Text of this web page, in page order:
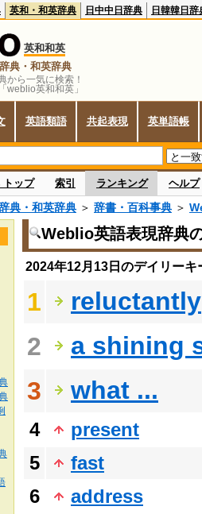
から一気に検索！
weblio英和和英」
英和・和英辞典 日中中日辞典 日韓韓日辞
英和和英
典・和英辞典
英語類語 共起表現 英単語帳
トップ 索引 ランキング ヘルプ
典・和英辞典 ＞ 辞書・百科事典 ＞
Weblio英語表現辞典
2024年12月13日のデイリーキ
1
reluctantly
2
a shining
3
what ...
4
present
5
fast
6
address